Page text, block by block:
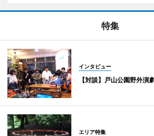
特集
インタビュー
【対談】戸山公園野外演
エリア特集